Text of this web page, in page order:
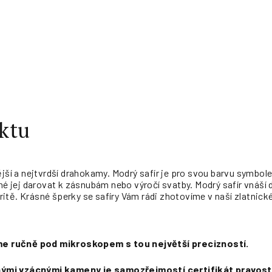
a nejtvrdší drahokamy. Modrý safír je pro svou barvu
jej darovat k zásnubám nebo výročí svatby. Modrý safír
Krásné šperky se safíry Vám rádi zhotovíme v naší
ručně pod mikroskopem s tou největší precizností.
vzácnými kameny je samozřejmostí certifikát